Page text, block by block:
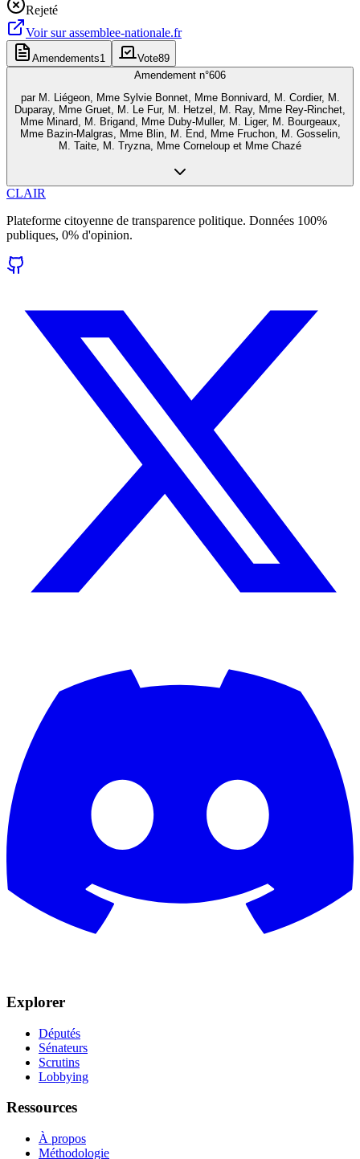
Rejeté
Voir surassemblee-nationale.fr
Amendements1 Vote89
Amendement n°606
par M. Liégeon, Mme Sylvie Bonnet, Mme Bonnivard, M. Cordier, M.
Duparay, Mme Gruet, M. Le Fur, M. Hetzel, M. Ray, Mme Rey-Rinchet,
Mme Minard, M. Brigand, Mme Duby-Muller, M. Liger, M. Bourgeaux,
Mme Bazin-Malgras, Mme Blin, M. End, Mme Fruchon, M. Gosselin,
M. Taite, M. Tryzna, Mme Corneloup et Mme Chazé
CLAIR
Plateforme citoyenne de transparence politique. Données 100%
publiques, 0% d'opinion.
Explorer
Députés
Sénateurs
Scrutins
Lobbying
Ressources
À propos
Méthodologie